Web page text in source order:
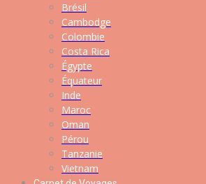
Brésil
Cambodge
Colombie
Costa Rica
Égypte
Équateur
Inde
Maroc
Oman
Pérou
Tanzanie
Vietnam